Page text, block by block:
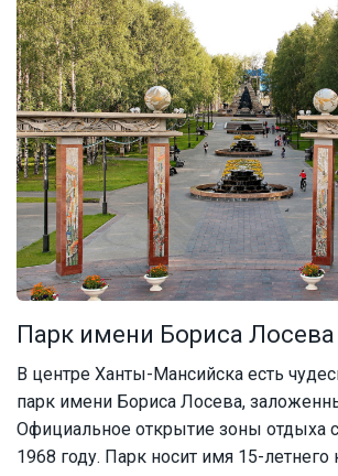
Парк имени Бориса Лосева
В центре Ханты-Мансийска есть
парк имени Бориса Лосева,
Официальное открытие зоны отдыха
1968 году. Парк носит имя 15-